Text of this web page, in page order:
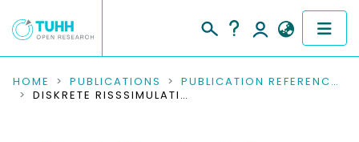
COMMUNITIES & COLLECTIONS
HOME PUBLICATIONS
PUBLICATION REFERENCES
DISKRETE RISSSIMULATIONEN VON STAHLBETONBAUTEILEN MIT DER XFEM